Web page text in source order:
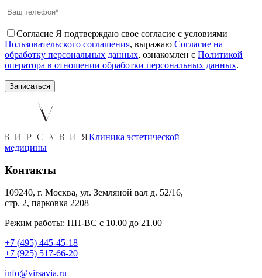
Согласие Я подтверждаю свое согласие с условиями
Пользовательского соглашения, выражаю Согласие на
обработку персональных данных, ознакомлен с Политикой
оператора в отношении обработки персональных данных.
Клиника эстетической
медицины
Контакты
109240, г. Москва, ул. Земляной вал д. 52/16,
стр. 2, парковка 2208
Режим работы: ПН-ВС с 10.00 до 21.00
+7 (495) 445-45-18
+7 (925) 517-66-20
info@virsavia.ru